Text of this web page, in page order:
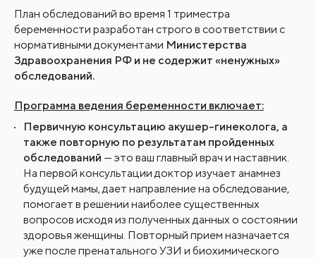
План обследований во время 1 триместра
беременности разработан строго в соответствии с
нормативными документами Министерства
Здравоохранения РФ и не содержит «ненужных»
обследований.
Программа ведения беременности включает:
Первичную консультацию акушер-гинеколога, а
также повторную по результатам пройденных
обследований — это ваш главный врач и наставник.
На первой консультации доктор изучает анамнез
будущей мамы, дает направление на обследование,
помогает в решении наиболее существенных
вопросов исходя из полученных данных о состоянии
здоровья женщины. Повторный прием назначается
уже после пренатального УЗИ и биохимического